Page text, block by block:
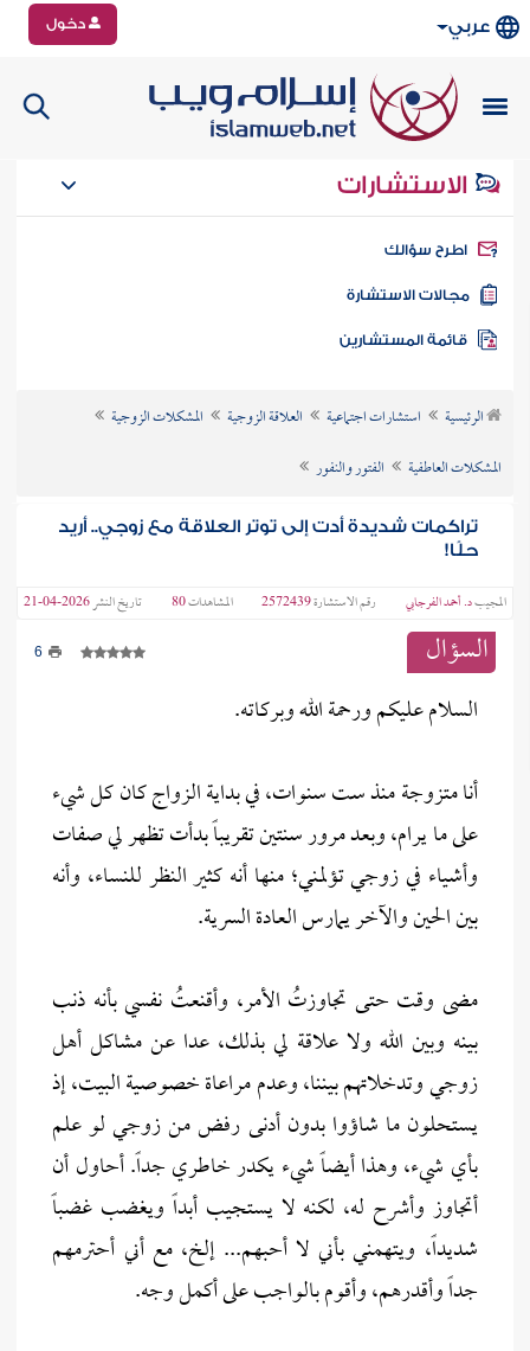
عربي دخول
الاستشارات
سؤالك
الاستشارة
الرئيسية استشارات اجتماعية العلاقة الزوجية
المشكلات الزوجية
المشكلات العاطفية
الفتور والنفور
تراكمات شديدة أدت إلى توتر العلاقة مع زوجي.. أريد
حلًا!
المجيبد. أحمد الفرجابي رقم الاستشارة2572439 المشاهدات80 تاريخ النشر2026-04-21
السؤال 6
السلام عليكم ورحمة الله وبركاته.
أنا متزوجة منذ ست سنوات، في بداية الزواج كان كل شيء
على ما يرام، وبعد مرور سنتين تقريباً بدأت تظهر لي صفات
وأشياء في زوجي تؤلمني؛ منها أنه كثير النظر للنساء، وأنه
بين الحين والآخر يمارس العادة السرية.
مضى وقت حتى تجاوزتُ الأمر، وأقنعتُ نفسي بأنه ذنب
بينه وبين الله ولا علاقة لي بذلك، عدا عن مشاكل أهل
زوجي وتدخلاتهم بيننا، وعدم مراعاة خصوصية البيت، إذ
يستحلون ما شاؤوا بدون أدنى رفض من زوجي لو علم
بأي شيء، وهذا أيضاً شيء يكدر خاطري جداً. أحاول أن
أتجاوز وأشرح له، لكنه لا يستجيب أبداً ويغضب غضباً
شديداً، ويتهمني بأني لا أحبهم... إلخ، مع أني أحترمهم
جداً وأقدرهم، وأقوم بالواجب على أكمل وجه.